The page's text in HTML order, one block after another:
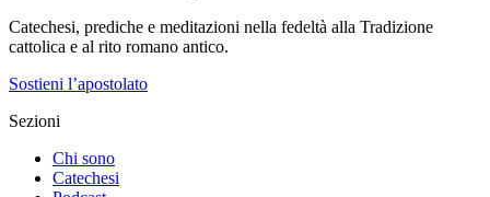
Catechesi, prediche e meditazioni nella fedeltà alla Tradizione
cattolica e al rito romano antico.
Sostieni l’apostolato
Sezioni
Chi sono
Catechesi